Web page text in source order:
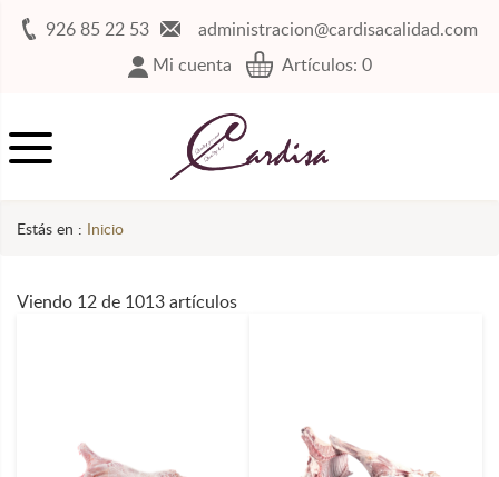
926 85 22 53
administracion@cardisacalidad.com
Mi cuenta
Artículos: 0
Estás en : Inicio
Viendo 12 de 1013 artículos